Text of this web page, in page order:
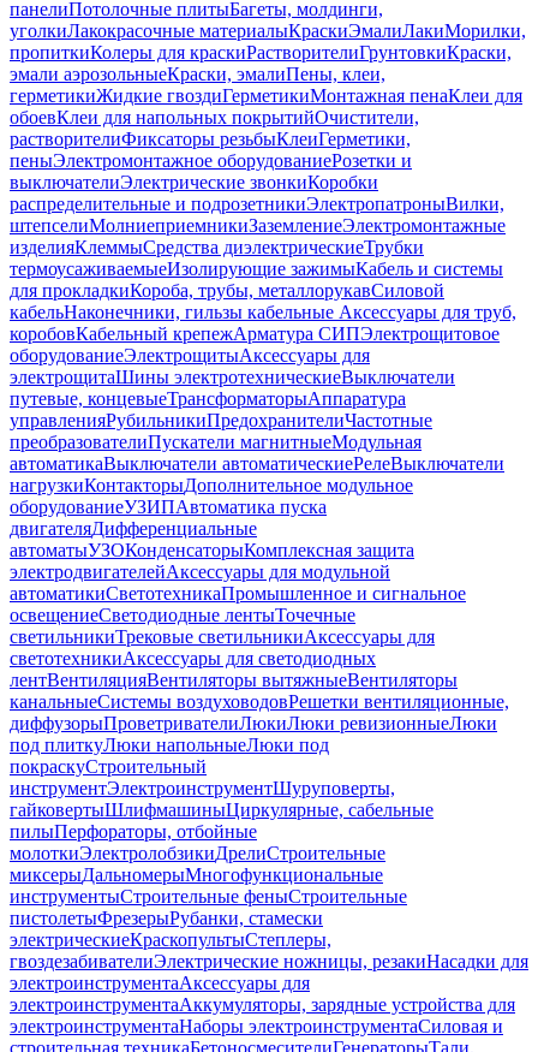
панелиПотолочные плитыБагеты, молдинги,
уголкиЛакокрасочные материалыКраскиЭмалиЛакиМорилки,
пропиткиКолеры для краскиРастворителиГрунтовкиКраски,
эмали аэрозольныеКраски, эмалиПены, клеи,
герметикиЖидкие гвоздиГерметикиМонтажная пенаКлеи для
обоевКлеи для напольных покрытийОчистители,
растворителиФиксаторы резьбыКлеиГерметики,
пеныЭлектромонтажное оборудованиеРозетки и
выключателиЭлектрические звонкиКоробки
распределительные и подрозетникиЭлектропатроныВилки,
штепселиМолниеприемникиЗаземлениеЭлектромонтажные
изделияКлеммыСредства диэлектрическиеТрубки
термоусаживаемыеИзолирующие зажимыКабель и системы
для прокладкиКороба, трубы, металлорукавСиловой
кабельНаконечники, гильзы кабельные Аксессуары для труб,
коробовКабельный крепежАрматура СИПЭлектрощитовое
оборудованиеЭлектрощитыАксессуары для
электрощитаШины электротехническиеВыключатели
путевые, концевыеТрансформаторыАппаратура
управленияРубильникиПредохранителиЧастотные
преобразователиПускатели магнитныеМодульная
автоматикаВыключатели автоматическиеРелеВыключатели
нагрузкиКонтакторыДополнительное модульное
оборудованиеУЗИПАвтоматика пуска
двигателяДифференциальные
автоматыУЗОКонденсаторыКомплексная защита
электродвигателейАксессуары для модульной
автоматикиСветотехникаПромышленное и сигнальное
освещениеСветодиодные лентыТочечные
светильникиТрековые светильникиАксессуары для
светотехникиАксессуары для светодиодных
лентВентиляцияВентиляторы вытяжныеВентиляторы
канальныеСистемы воздуховодовРешетки вентиляционные,
диффузорыПроветривателиЛюкиЛюки ревизионныеЛюки
под плиткуЛюки напольныеЛюки под
покраскуСтроительный
инструментЭлектроинструментШуруповерты,
гайковертыШлифмашиныЦиркулярные, сабельные
пилыПерфораторы, отбойные
молоткиЭлектролобзикиДрелиСтроительные
миксерыДальномерыМногофункциональные
инструментыСтроительные феныСтроительные
пистолетыФрезерыРубанки, стамески
электрическиеКраскопультыСтеплеры,
гвоздезабивателиЭлектрические ножницы, резакиНасадки для
электроинструментаАксессуары для
электроинструментаАккумуляторы, зарядные устройства для
электроинструментаНаборы электроинструментаСиловая и
строительная техникаБетоносмесителиГенераторыТали,